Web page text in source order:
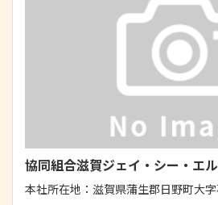
協同組合滋賀ジェイ・シー・エル
本社所在地： 滋賀県蒲生郡日野町大